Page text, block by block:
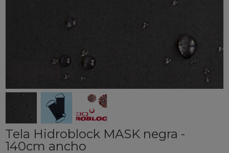
Tela Hidroblock MASK negra -
140cm ancho